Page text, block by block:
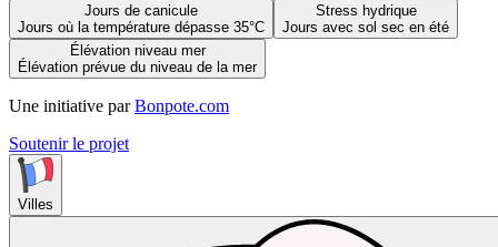
Jours de canicule
Jours où la température dépasse 35°C
Stress hydrique
Jours avec sol sec en été
Élévation niveau mer
Élévation prévue du niveau de la mer
Une initiative par Bonpote.com
Soutenir le projet
Villes